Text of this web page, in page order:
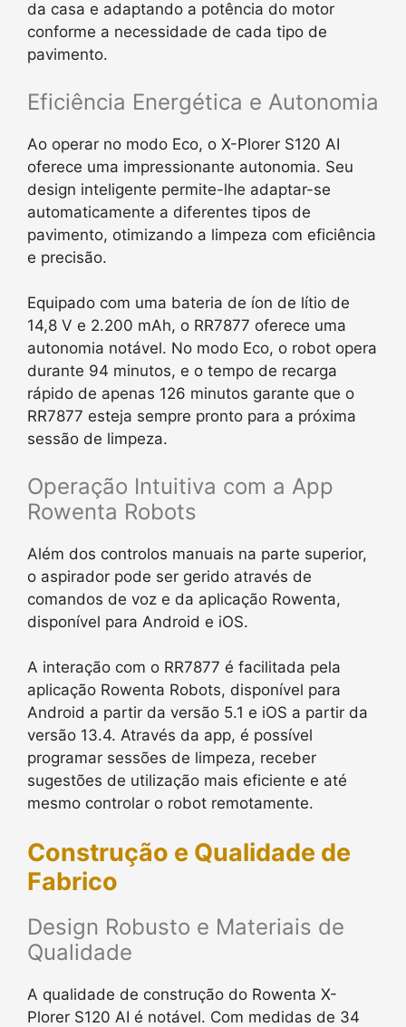
da casa e adaptando a potência do motor
conforme a necessidade de cada tipo de
pavimento.
Eficiência Energética e Autonomia
Ao operar no modo Eco, o X-Plorer S120 AI
oferece uma impressionante autonomia. Seu
design inteligente permite-lhe adaptar-se
automaticamente a diferentes tipos de
pavimento, otimizando a limpeza com eficiência
e precisão.
Equipado com uma bateria de íon de lítio de
14,8 V e 2.200 mAh, o RR7877 oferece uma
autonomia notável. No modo Eco, o robot opera
durante 94 minutos, e o tempo de recarga
rápido de apenas 126 minutos garante que o
RR7877 esteja sempre pronto para a próxima
sessão de limpeza.
Operação Intuitiva com a App
Rowenta Robots
Além dos controlos manuais na parte superior,
o aspirador pode ser gerido através de
comandos de voz e da aplicação Rowenta,
disponível para Android e iOS.
A interação com o RR7877 é facilitada pela
aplicação Rowenta Robots, disponível para
Android a partir da versão 5.1 e iOS a partir da
versão 13.4. Através da app, é possível
programar sessões de limpeza, receber
sugestões de utilização mais eficiente e até
mesmo controlar o robot remotamente.
Construção e Qualidade de
Fabrico
Design Robusto e Materiais de
Qualidade
A qualidade de construção do Rowenta X-
Plorer S120 AI é notável. Com medidas de 34